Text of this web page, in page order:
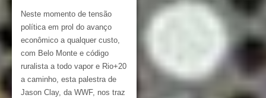
Neste momento de tensão
política em prol do avanço
econômico a qualquer custo,
com Belo Monte e código
ruralista a todo vapor e Rio+20
a caminho, esta palestra de
Jason Clay, da WWF, nos traz